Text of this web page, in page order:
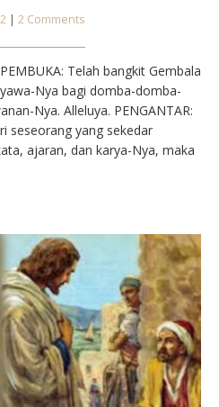
| 2 Comments
Telah bangkit Gembala
Nya bagi domba-domba-
Nya. Alleluya. PENGANTAR:
seseorang yang sekedar
ajaran, dan karya-Nya, maka
disayang oleh Bapa, dan Aku…